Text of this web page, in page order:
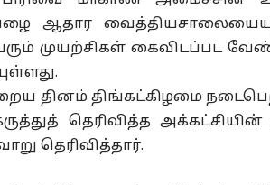
ஆதார
முயற்சிகள் கைவிடப்பட
தினம் திங்கட்கிழமை
தெரிவித்த
தெரிவித்தார்.